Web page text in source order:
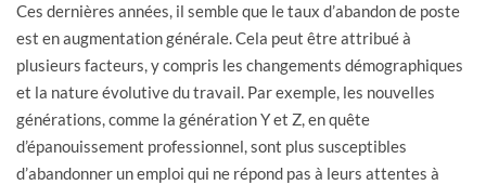
Ces dernières années, il semble que le taux d’abandon de poste
est en augmentation générale. Cela peut être attribué à
plusieurs facteurs, y compris les changements démographiques
et la nature évolutive du travail. Par exemple, les nouvelles
générations, comme la génération Y et Z, en quête
d’épanouissement professionnel, sont plus susceptibles
d’abandonner un emploi qui ne répond pas à leurs attentes à